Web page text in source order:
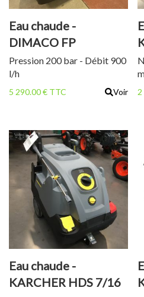
Eau chaude -
DIMACO FP
PREMIUM 15200
HW
Pression 200 bar - Débit 900
l/h
5 290.00 € TTC Voir
Eau chaude -
KARCHER HDS 7/16